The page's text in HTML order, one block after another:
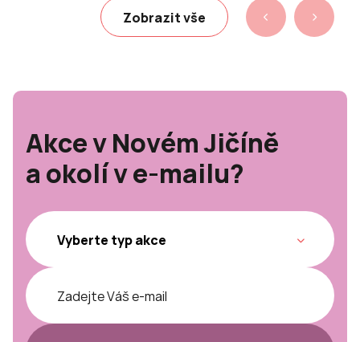
Zobrazit vše
Akce v Novém Jičíně
a okolí v e-mailu?